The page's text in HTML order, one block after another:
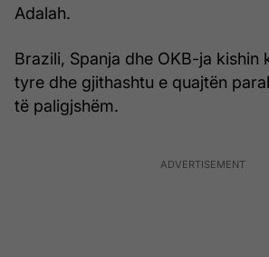
Adalah.
Brazili, Spanja dhe OKB-ja kishin
tyre dhe gjithashtu e quajtën
të paligjshëm.